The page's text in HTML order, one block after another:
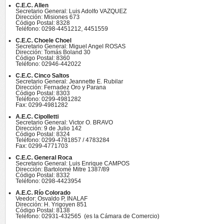
C.E.C. Allen
Secretario General: Luis Adolfo VAZQUEZ
Dirección: Misiones 673
Código Postal: 8328
Teléfono: 0298-4451212, 4451559
C.E.C. Choele Choel
Secretario General: Miguel Angel ROSAS
Dirección: Tomás Boland 30
Código Postal: 8360
Teléfono: 02946-442022
C.E.C. Cinco Saltos
Secretario General: Jeannette E. Rubilar
Dirección: Fernadez Oro y Parana
Código Postal: 8303
Teléfono: 0299-4981282
Fax: 0299-4981282
A.E.C. Cipolletti
Secretario General: Victor O. BRAVO
Dirección: 9 de Julio 142
Código Postal: 8324
Teléfono: 0299-4781857 / 4783284
Fax: 0299-4771703
C.E.C. General Roca
Secretario General: Luis Enrique CAMPOS
Dirección: Bartolomé Mitre 1387/89
Código Postal: 8332
Teléfono: 0298-4423954
A.E.C. Río Colorado
Veedor: Osvaldo P, INALAF
Dirección: H. Yrigoyen 851
Código Postal: 8138
Teléfono: 02931-432565 (es la Cámara de Comercio)